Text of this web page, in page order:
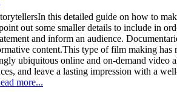
this detailed guide on how to
out some smaller details to include in
and inform an audience.
content.This type of film making
ubiquitous online and on-demand
and leave a lasting impression with a
more...